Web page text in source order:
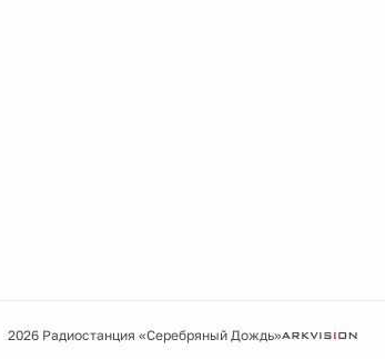
2026 Радиостанция «Серебряный Дождь»